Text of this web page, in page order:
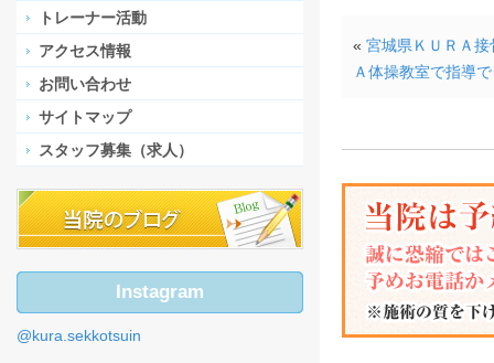
« 宮城県ＫＵＲＡ
Ａ体操教室で指導
トレーナー活動
アクセス情報
お問い合わせ
サイトマップ
スタッフ募集（求人）
Instagram
@kura.sekkotsuin